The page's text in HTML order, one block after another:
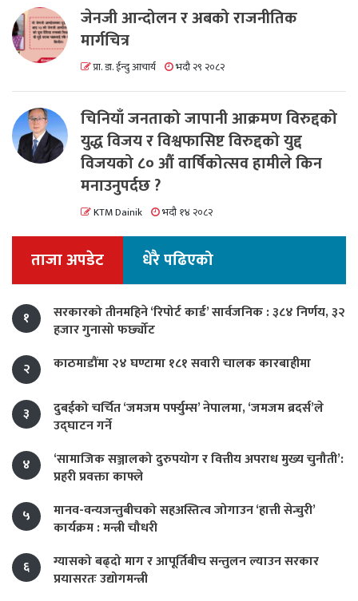
जेनजी आन्दोलन र अबको राजनीतिक
मार्गचित्र
प्रा. डा. ईन्दु आचार्य भदौ २९ २०८२
चिनियाँ जनताको जापानी आक्रमण विरुद्दको
युद्ध विजय र विश्वफासिष्ट विरुद्दको युद्द
विजयको ८० औं वार्षिकोत्सव हामीले किन
मनाउनुपर्दछ ?
KTM Dainik भदौ १४ २०८२
ताजा अपडेट धेरै पढिएको
१
सरकारको तीनमहिने ‘रिपोर्ट कार्ड’ सार्वजनिक : ३८४ निर्णय, ३२
हजार गुनासो फर्छ्योट
२
काठमाडौंमा २४ घण्टामा १८१ सवारी चालक कारबाहीमा
३
दुबईको चर्चित ‘जमजम पर्फ्युम्स’ नेपालमा, ‘जमजम ब्रदर्स’ले
उद्घाटन गर्ने
४
‘सामाजिक सञ्जालको दुरुपयोग र वित्तीय अपराध मुख्य चुनौती’:
प्रहरी प्रवक्ता काफ्ले
५
मानव-वन्यजन्तुबीचको सहअस्तित्व जोगाउन ‘हात्ती सेन्चुरी’
कार्यक्रम : मन्त्री चौधरी
६
ग्यासको बढ्दो माग र आपूर्तिबीच सन्तुलन ल्याउन सरकार
प्रयासरतः उद्योगमन्त्री